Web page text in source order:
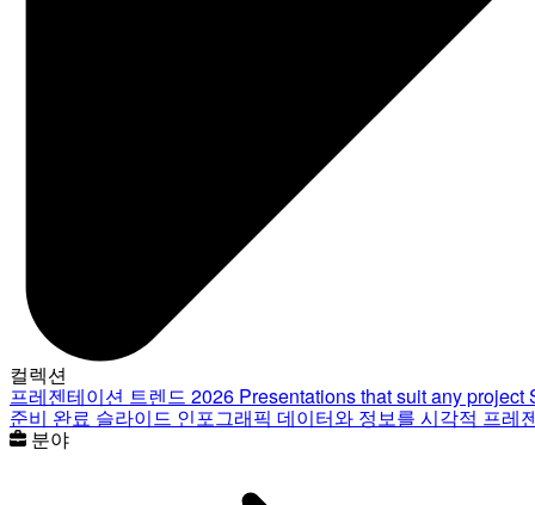
컬렉션
프레젠테이션 트렌드 2026 Presentations that suit any project
준비 완료 슬라이드 인포그래픽 데이터와 정보를 시각적 프레
분야